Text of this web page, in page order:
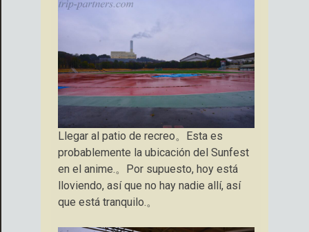
Llegar al patio de recreo。Esta es
probablemente la ubicación del Sunfest
en el anime.。Por supuesto, hoy está
lloviendo, así que no hay nadie allí, así
que está tranquilo.。